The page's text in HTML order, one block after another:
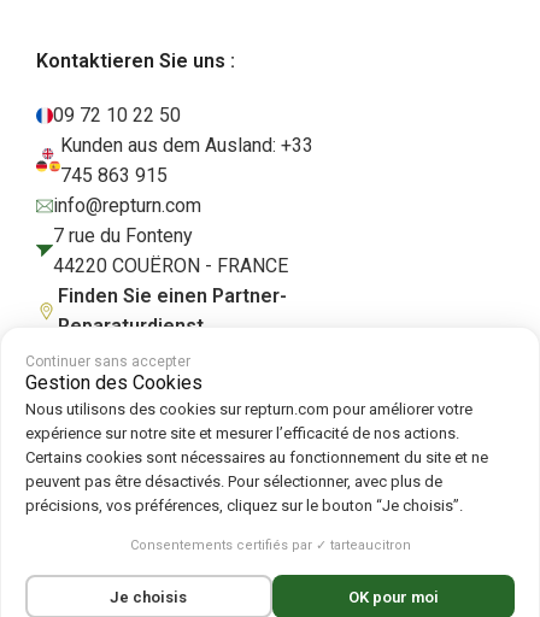
Kontaktieren Sie uns :
09 72 10 22 50
Kunden aus dem Ausland: +33
745 863 915
info@repturn.com
7 rue du Fonteny
44220 COUËRON - FRANCE
Finden Sie einen Partner-
Reparaturdienst
AGB|Impressum|Datenschutzerklärung|Cookies|Cookie-Richtlinie
Folgen Sie uns auf :
Repturn 2026
Continuer sans accepter
Gestion des Cookies
Nous utilisons des cookies sur repturn.com pour améliorer votre
expérience sur notre site et mesurer l’efficacité de nos actions.
Certains cookies sont nécessaires au fonctionnement du site et ne
peuvent pas être désactivés. Pour sélectionner, avec plus de
précisions, vos préférences, cliquez sur le bouton “Je choisis”.
Consentements certifiés par ✓ tarteaucitron
Je choisis OK pour moi
Français(Französisch)